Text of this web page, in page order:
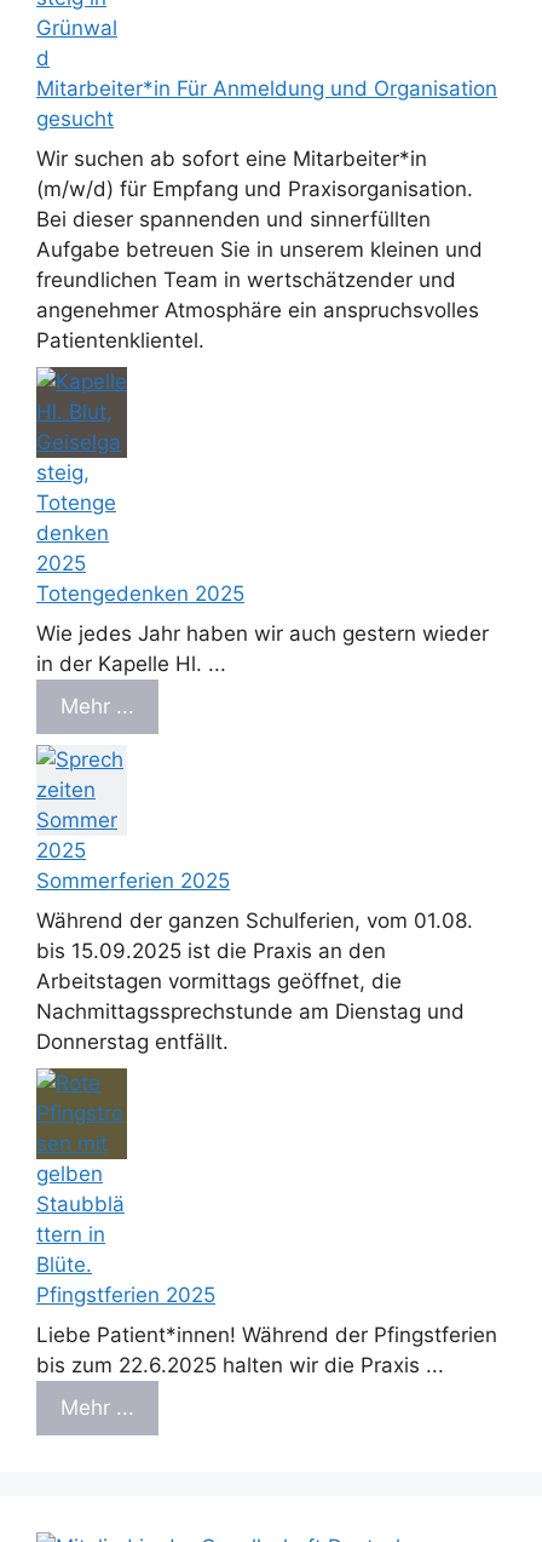
Mitarbeiter*in Für Anmeldung und Organisation
gesucht
Wir suchen ab sofort eine Mitarbeiter*in
(m/w/d) für Empfang und Praxisorganisation.
Bei dieser spannenden und sinnerfüllten
Aufgabe betreuen Sie in unserem kleinen und
freundlichen Team in wertschätzender und
angenehmer Atmosphäre ein anspruchsvolles
Patientenklientel.
Totengedenken 2025
Wie jedes Jahr haben wir auch gestern wieder
in der Kapelle Hl. ...
Mehr ...
Sommerferien 2025
Während der ganzen Schulferien, vom 01.08.
bis 15.09.2025 ist die Praxis an den
Arbeitstagen vormittags geöffnet, die
Nachmittagssprechstunde am Dienstag und
Donnerstag entfällt.
Pfingstferien 2025
Liebe Patient*innen! Während der Pfingstferien
bis zum 22.6.2025 halten wir die Praxis ...
Mehr ...